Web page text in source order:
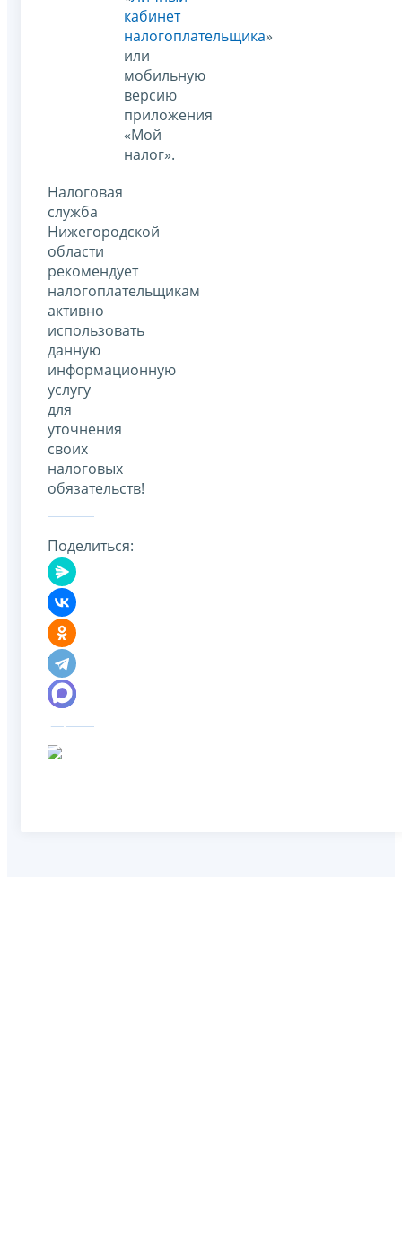
кабинет
налогоплательщика»
или
мобильную
версию
приложения
«Мой
налог».
Налоговая
служба
Нижегородской
области
рекомендует
налогоплательщикам
активно
использовать
данную
информационную
услугу
для
уточнения
своих
налоговых
обязательств!
Поделиться: